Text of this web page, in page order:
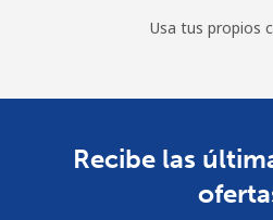
Usa tus propios
Recibe las